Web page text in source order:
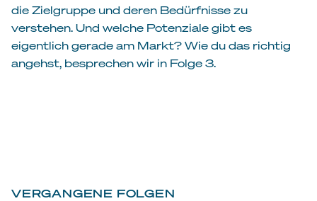
die Zielgruppe und deren Bedürfnisse zu
verstehen. Und welche Potenziale gibt es
eigentlich gerade am Markt? Wie du das richtig
angehst, besprechen wir in Folge 3.
VERGANGENE FOLGEN